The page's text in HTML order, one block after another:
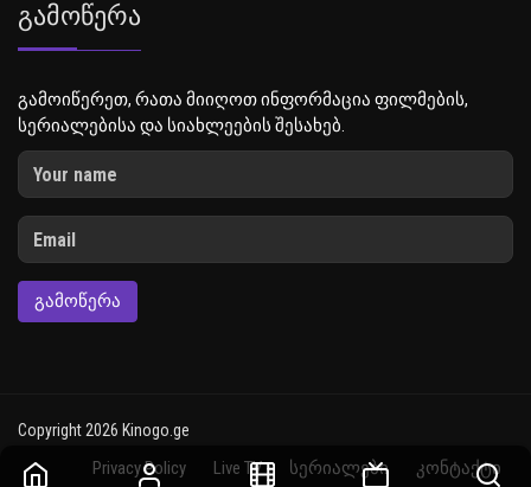
Გამოწერა
გამოიწერეთ, რათა მიიღოთ ინფორმაცია ფილმების,
სერიალებისა და სიახლეების შესახებ.
ᲒᲐᲛᲝᲬᲔᲠᲐ
Copyright 2026 Kinogo.ge
Privacy Policy Live TV სერიალები კონტაქტი